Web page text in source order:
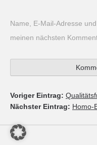
Name, E-Mail-Adresse
meinen nächsten
Voriger Eintrag:
Nächster Eintrag: Homo-